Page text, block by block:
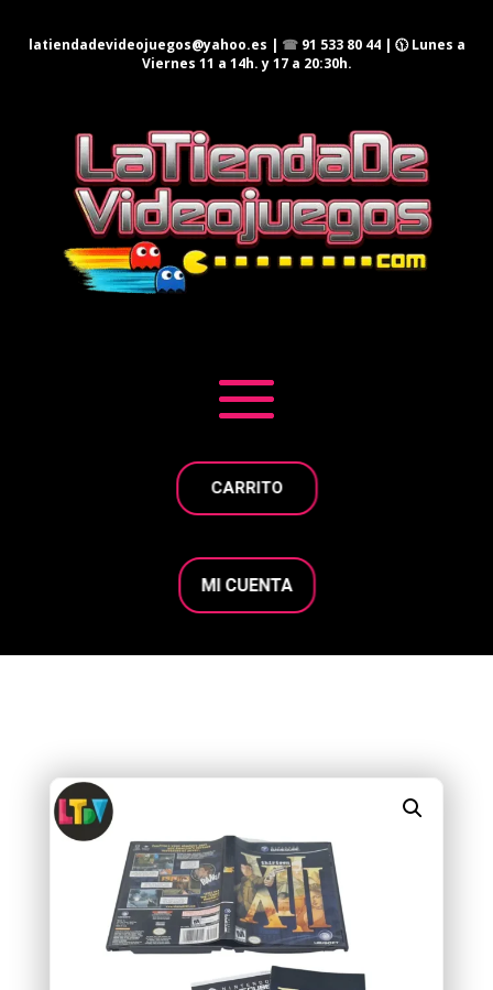
latiendadevideojuegos@yahoo.es | ☎ 91 533 80 44| 🕦 Lunes a
Viernes 11 a 14h. y 17 a 20:30h.
CARRITO
MI CUENTA